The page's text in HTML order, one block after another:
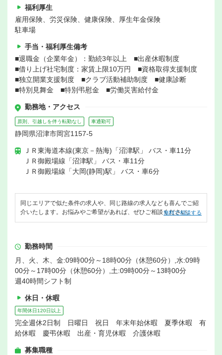
福利厚生
雇用保険、労災保険、健康保険、厚生年金保険
駐車場
手当・福利厚生備考
■退職金（企業年金）：勤続3年以上 ■出産休暇制度
■借り上げ社宅制度：家賃上限10万円 ■資格取得支援制度
■独立開業支援制度 ■クラブ活動補助制度 ■健康診断
■特別見舞金 ■特別弔慰金 ■労働災害給付金
勤務地・アクセス
原則、引越しを伴う転勤なし 車通勤可
静岡県沼津市岡宮1157-5
ＪＲ東海道本線(東京－熱海)「沼津駅」 バス・車11分
ＪＲ御殿場線「沼津駅」 バス・車11分
ＪＲ御殿場線「大岡(静岡)駅」 バス・車6分
同じエリアで似た条件の求人や、同じ路線の求人なども喜んでご紹
介いたします。お悩みやご希望があれば、ぜひご相談ください。
無料で相談する
勤務時間
月、火、木、金:09時00分～18時00分（休憩60分）,水:09時
00分～17時00分（休憩60分）,土:09時00分～13時00分
週40時間シフト制
休日・休暇
年間休日120日以上
完全週休2日制 日曜日 祝日 年末年始休暇 夏季休暇 有
給休暇 慶弔休暇 出産・育児休暇 介護休暇
募集職種